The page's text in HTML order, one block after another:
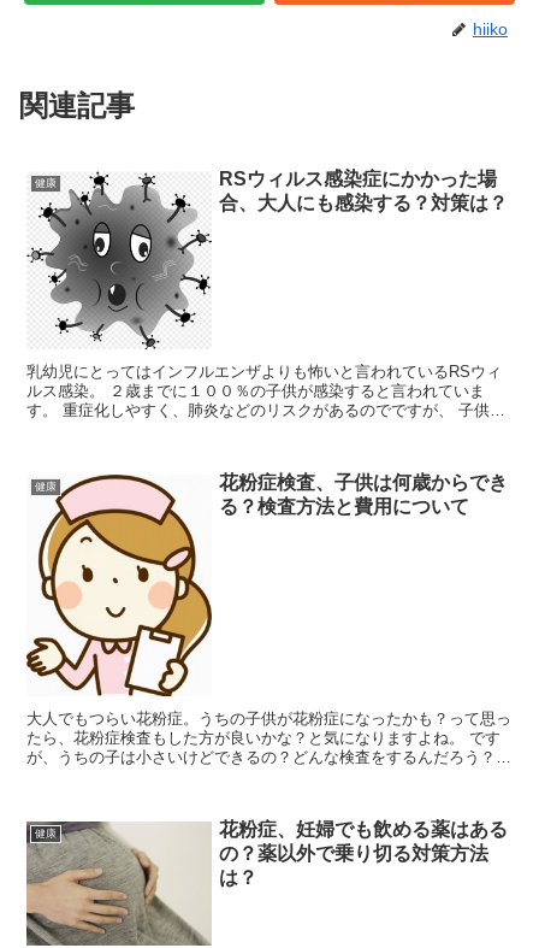
hiiko
関連記事
健康
RSウィルス感染症にかかった場
合、大人にも感染する？対策は？
乳幼児にとってはインフルエンザよりも怖いと言われているRSウィ
ルス感染。 ２歳までに１００％の子供が感染すると言われていま
す。 重症化しやすく、肺炎などのリスクがあるのでですが、 子供か
健康
花粉症検査、子供は何歳からでき
る？検査方法と費用について
大人でもつらい花粉症。うちの子供が花粉症になったかも？って思っ
たら、花粉症検査もした方が良いかな？と気になりますよね。 です
が、うちの子は小さいけどできるの？どんな検査をするんだろう？と
健康
花粉症、妊婦でも飲める薬はある
の？薬以外で乗り切る対策方法
は？